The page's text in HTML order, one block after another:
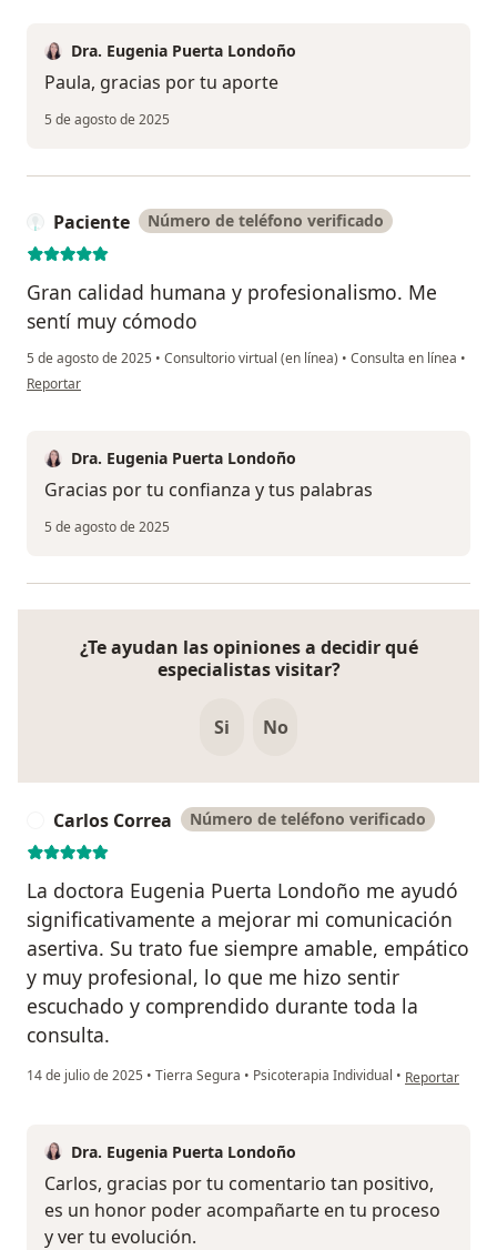
Dra. Eugenia Puerta Londoño
Paula, gracias por tu aporte
5 de agosto de 2025
Paciente Número de teléfono verificado
Gran calidad humana y profesionalismo. Me
sentí muy cómodo
5 de agosto de 2025 • Consultorio virtual (en línea) • Consulta en línea •
en opinión del usuario Paciente
Reportar
Dra. Eugenia Puerta Londoño
Gracias por tu confianza y tus palabras
5 de agosto de 2025
¿Te ayudan las opiniones a decidir qué
especialistas visitar?
Si No
Carlos Correa Número de teléfono verificado
La doctora Eugenia Puerta Londoño me ayudó
significativamente a mejorar mi comunicación
asertiva. Su trato fue siempre amable, empático
y muy profesional, lo que me hizo sentir
escuchado y comprendido durante toda la
consulta.
14 de julio de 2025 • Tierra Segura • Psicoterapia Individual • en opinión del
Reportar
Dra. Eugenia Puerta Londoño
Carlos, gracias por tu comentario tan positivo,
es un honor poder acompañarte en tu proceso
y ver tu evolución.